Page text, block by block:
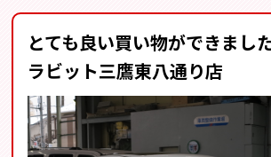
とても良い買い物ができまし
ラビット三鷹東八通り店